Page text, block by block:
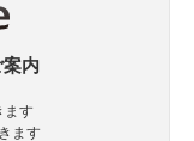
内
ます
ます